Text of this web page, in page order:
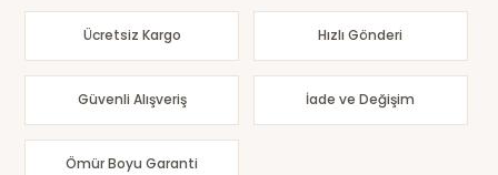
Ücretsiz Kargo Hızlı Gönderi
Güvenli Alışveriş İade ve Değişim
Ömür Boyu Garanti